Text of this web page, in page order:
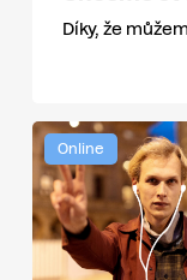
Díky, že můžem
Online